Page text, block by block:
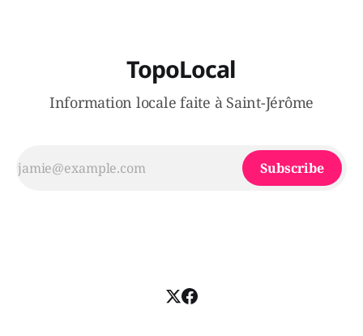
TopoLocal
Information locale faite à Saint-Jérôme
Subscribe